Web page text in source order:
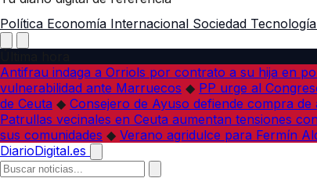
Política Economía Internacional Sociedad Tecnología
Antifrau indaga a Orriols por contrato a su hija en
vulnerabilidad ante Marruecos ◆ PP urge al
de Ceuta ◆ Consejero de Ayuso defiende compra
Patrullas vecinales en Ceuta aumentan tensiones
sus comunidades ◆ Verano agridulce para Fermín
DiarioDigital.es